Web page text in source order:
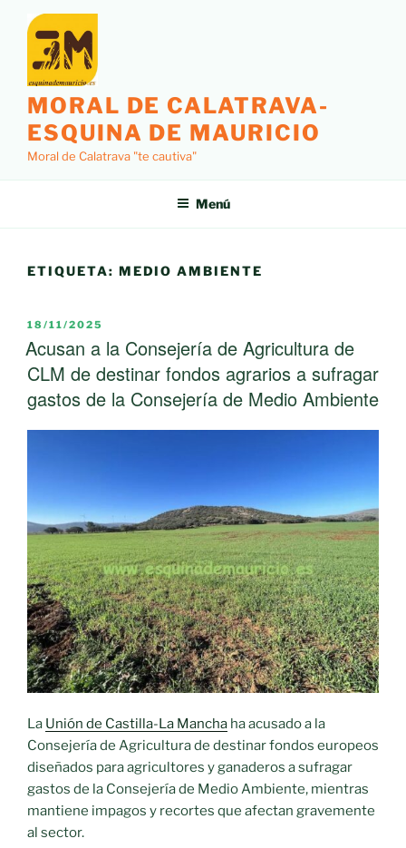
contenido
MORAL DE CALATRAVA-
ESQUINA DE MAURICIO
Moral de Calatrava "te cautiva"
Menú
ETIQUETA: MEDIO AMBIENTE
PUBLICADO
EL
18/11/2025
Acusan a la Consejería de Agricultura de
CLM de destinar fondos agrarios a sufragar
gastos de la Consejería de Medio Ambiente
La Unión de Castilla-La Mancha ha acusado a la
Consejería de Agricultura de destinar fondos europeos
diseñados para agricultores y ganaderos a sufragar
gastos de la Consejería de Medio Ambiente, mientras
mantiene impagos y recortes que afectan gravemente
al sector.